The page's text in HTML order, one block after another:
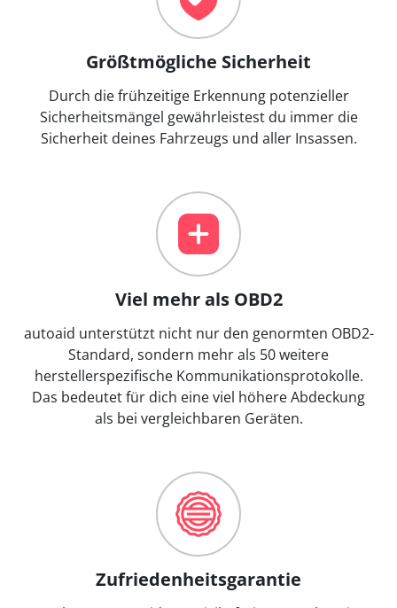
Größtmögliche Sicherheit
Durch die frühzeitige Erkennung potenzieller
Sicherheitsmängel gewährleistest du immer die
Sicherheit deines Fahrzeugs und aller Insassen.
Viel mehr als OBD2
autoaid unterstützt nicht nur den genormten OBD2-
Standard, sondern mehr als 50 weitere
herstellerspezifische Kommunikationsprotokolle.
Das bedeutet für dich eine viel höhere Abdeckung
als bei vergleichbaren Geräten.
Zufriedenheitsgarantie